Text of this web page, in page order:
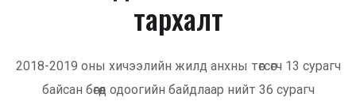
тархалт
2018-2019 оны хичээлийн жилд анхны төгсөгч 13 сурагч
байсан бөгөөд одоогийн байдлаар нийт 36 сурагч